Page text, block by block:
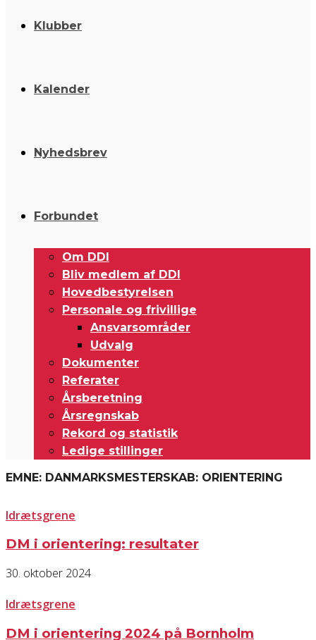
Klubber
Kalender
Nyhedsbrev
Forbundet
Om DDI
Bliv medlem af DDI
Hovedbestyrelsen
Personale og frivillige
Ansvarsområder
Udvalg
Dokumenter
Referater
Årsberetning
Årsregnskab
Rekord og statistik
Ledige stillinger
EMNE: DANMARKSMESTERSKAB: ORIENTERING
Idrætsgrene
DM i orientering: resultater
30. oktober 2024
Idrætsgrene
DM i orientering 2024 på Bornholm